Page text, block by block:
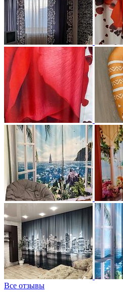
Все отзывы